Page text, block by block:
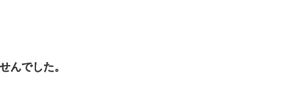
んでした。